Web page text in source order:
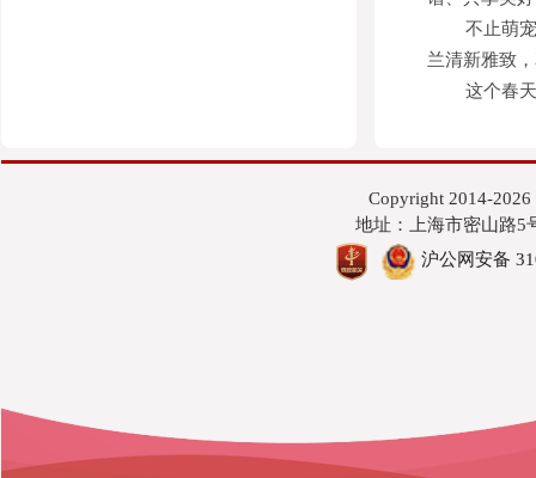
不止萌
兰清新雅致
这个春
Copyright 2014-
地址：上海市密山路5
沪公网安备